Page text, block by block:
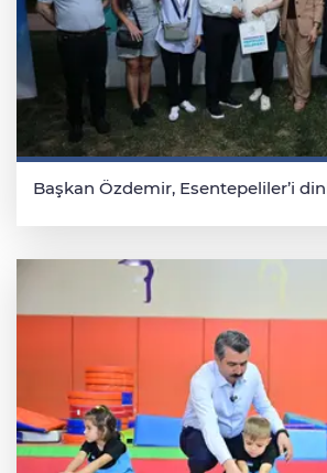
Başkan Özdemir, Esentepeliler’i